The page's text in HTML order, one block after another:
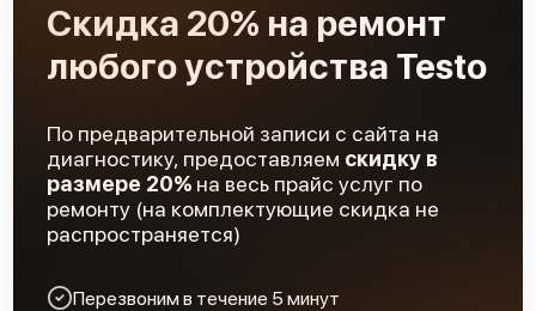
Скидка 20% на ремонт
любого устройства Testo
По предварительной записи с сайта на
диагностику, предоставляем скидку в
размере 20% на весь прайс услуг по
ремонту (на комплектующие скидка не
распространяется)
Перезвоним в течение 5 минут